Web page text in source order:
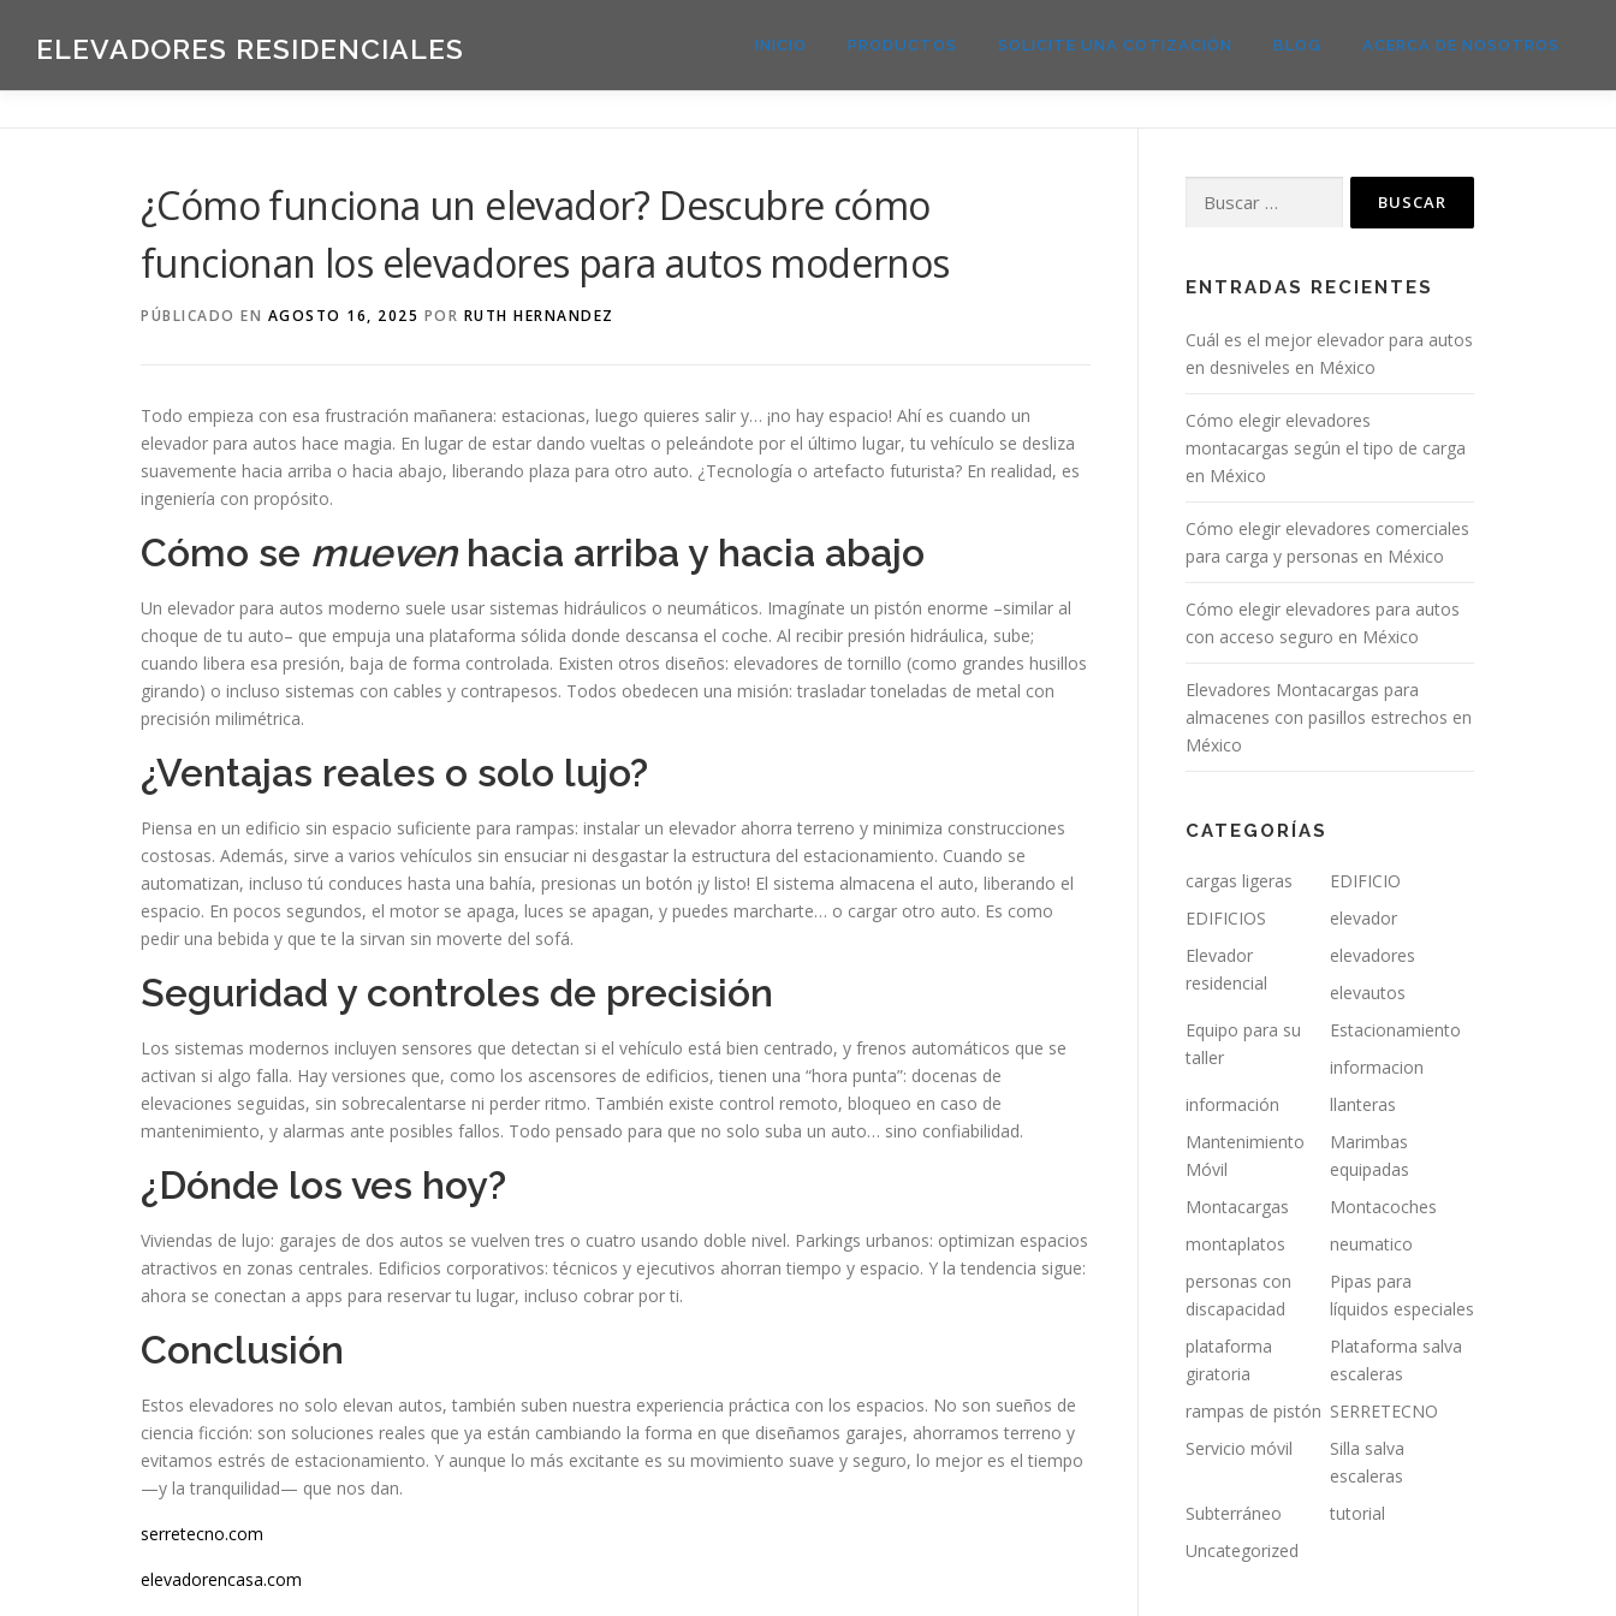
ELEVADORES RESIDENCIALES INICIO PRODUCTOS SOLICITE UNA COTIZACIÓN BLOG ACERCA DE NOSOTROS
¿Cómo funciona un elevador? Descubre cómo
funcionan los elevadores para autos modernos
PÚBLICADO EN AGOSTO 16, 2025 POR RUTH HERNANDEZ
Todo empieza con esa frustración mañanera: estacionas, luego quieres salir y… ¡no hay espacio! Ahí es cuando un
elevador para autos hace magia. En lugar de estar dando vueltas o peleándote por el último lugar, tu vehículo se desliza
suavemente hacia arriba o hacia abajo, liberando plaza para otro auto. ¿Tecnología o artefacto futurista? En realidad, es
ingeniería con propósito.
Cómo se muevenhacia arriba y hacia abajo
Un elevador para autos moderno suele usar sistemas hidráulicos o neumáticos. Imagínate un pistón enorme –similar al
choque de tu auto– que empuja una plataforma sólida donde descansa el coche. Al recibir presión hidráulica, sube;
cuando libera esa presión, baja de forma controlada. Existen otros diseños: elevadores de tornillo (como grandes husillos
girando) o incluso sistemas con cables y contrapesos. Todos obedecen una misión: trasladar toneladas de metal con
precisión milimétrica.
¿Ventajas reales o solo lujo?
Piensa en un edificio sin espacio suficiente para rampas: instalar un elevador ahorra terreno y minimiza construcciones
costosas. Además, sirve a varios vehículos sin ensuciar ni desgastar la estructura del estacionamiento. Cuando se
automatizan, incluso tú conduces hasta una bahía, presionas un botón ¡y listo! El sistema almacena el auto, liberando el
espacio. En pocos segundos, el motor se apaga, luces se apagan, y puedes marcharte… o cargar otro auto. Es como
pedir una bebida y que te la sirvan sin moverte del sofá.
Seguridad y controles de precisión
Los sistemas modernos incluyen sensores que detectan si el vehículo está bien centrado, y frenos automáticos que se
activan si algo falla. Hay versiones que, como los ascensores de edificios, tienen una “hora punta”: docenas de
elevaciones seguidas, sin sobrecalentarse ni perder ritmo. También existe control remoto, bloqueo en caso de
mantenimiento, y alarmas ante posibles fallos. Todo pensado para que no solo suba un auto… sino confiabilidad.
¿Dónde los ves hoy?
Viviendas de lujo: garajes de dos autos se vuelven tres o cuatro usando doble nivel. Parkings urbanos: optimizan espacios
atractivos en zonas centrales. Edificios corporativos: técnicos y ejecutivos ahorran tiempo y espacio. Y la tendencia sigue:
ahora se conectan a apps para reservar tu lugar, incluso cobrar por ti.
Conclusión
Estos elevadores no solo elevan autos, también suben nuestra experiencia práctica con los espacios. No son sueños de
ciencia ficción: son soluciones reales que ya están cambiando la forma en que diseñamos garajes, ahorramos terreno y
evitamos estrés de estacionamiento. Y aunque lo más excitante es su movimiento suave y seguro, lo mejor es el tiempo
—y la tranquilidad— que nos dan.
serretecno.com
elevadorencasa.com
ENTRADAS RECIENTES
Cuál es el mejor elevador para autos
en desniveles en México
Cómo elegir elevadores
montacargas según el tipo de carga
en México
Cómo elegir elevadores comerciales
para carga y personas en México
Cómo elegir elevadores para autos
con acceso seguro en México
Elevadores Montacargas para
almacenes con pasillos estrechos en
México
CATEGORÍAS
cargas ligeras
EDIFICIO
EDIFICIOS
elevador
Elevador
residencial
elevadores
elevautos
Equipo para su
taller
Estacionamiento
informacion
información
llanteras
Mantenimiento
Móvil
Marimbas
equipadas
Montacargas
Montacoches
montaplatos
neumatico
personas con
discapacidad
Pipas para
líquidos especiales
plataforma
giratoria
Plataforma salva
escaleras
rampas de pistón SERRETECNO
Servicio móvil
Silla salva
escaleras
Subterráneo
tutorial
Uncategorized